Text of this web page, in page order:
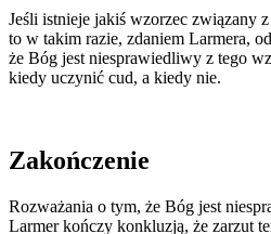
Jeśli istnieje jakiś wzorzec związany
to w takim razie, zdaniem Larmera,
że Bóg jest niesprawiedliwy z tego
kiedy uczynić cud, a kiedy nie.
Zakończenie
Rozważania o tym, że Bóg jest
Larmer kończy konkluzją, że zarzut